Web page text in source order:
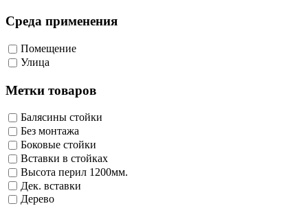
Среда применения
Помещение
Улица
Метки товаров
Балясины стойки
Без монтажа
Боковые стойки
Вставки в стойках
Высота перил 1200мм.
Дек. вставки
Дерево